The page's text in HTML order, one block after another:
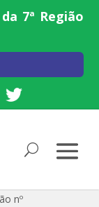
7ª Região
nº